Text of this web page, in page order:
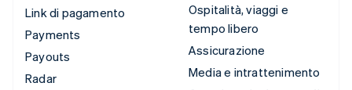
Link di pagamento
Payments
Payouts
Radar
Ospitalità, viaggi e
tempo libero
Assicurazione
Media e intrattenimento